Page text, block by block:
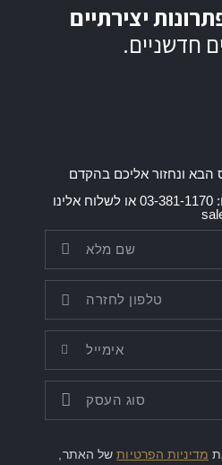
יצירתיים
חדשניים.
ונחזור אליכם בהקדם
אפשר גם להתקשר אלינו: 03-381-1170 או לשלוח אלינו
מדיניות הפרטיותשל האתר,